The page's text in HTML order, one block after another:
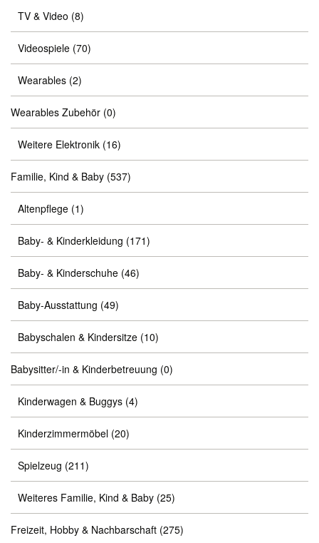
TV & Video (8)
Videospiele (70)
Wearables (2)
Wearables Zubehör (0)
Weitere Elektronik (16)
Familie, Kind & Baby (537)
Altenpflege (1)
Baby- & Kinderkleidung (171)
Baby- & Kinderschuhe (46)
Baby-Ausstattung (49)
Babyschalen & Kindersitze (10)
Babysitter/-in & Kinderbetreuung (0)
Kinderwagen & Buggys (4)
Kinderzimmermöbel (20)
Spielzeug (211)
Weiteres Familie, Kind & Baby (25)
Freizeit, Hobby & Nachbarschaft (275)